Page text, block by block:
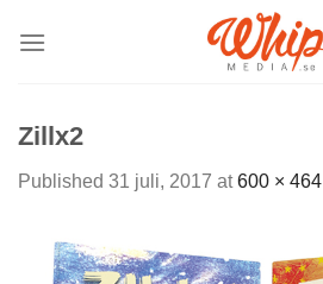
Zillx2
Published 31 juli, 2017 at600 × 464